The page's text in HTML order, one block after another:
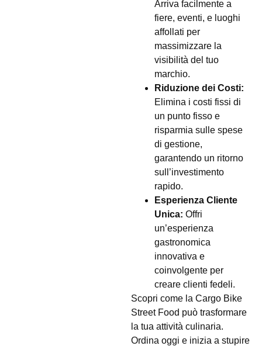
Arriva facilmente a
fiere, eventi, e luoghi
affollati per
massimizzare la
visibilità del tuo
marchio.
Riduzione dei Costi:
Elimina i costi fissi di
un punto fisso e
risparmia sulle spese
di gestione,
garantendo un ritorno
sull’investimento
rapido.
Esperienza Cliente
Unica: Offri
un’esperienza
gastronomica
innovativa e
coinvolgente per
creare clienti fedeli.
Scopri come la Cargo Bike
Street Food può trasformare
la tua attività culinaria.
Ordina oggi e inizia a stupire